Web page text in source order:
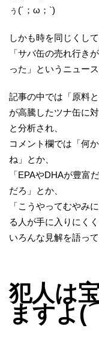
ぅ(´；ω；`)
しかも時を同じくして
「サバ缶の売れ行き
った」というニュー
記事の中では「原料
が高騰したツナ缶に
と分析され、
コメント欄では「何
ね」とか、
「EPAやDHAが豊富
だろ」とか、
「こうやってむやみ
る人が手に入りにくく
いろんな見解を語っ
犯人は
ますよ